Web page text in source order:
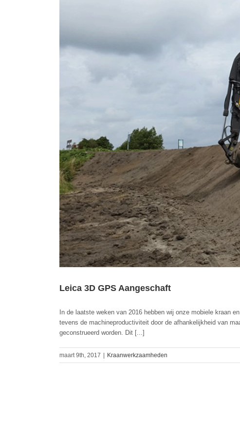
Leica 3D GPS Aangeschaft
In de laatste weken van 2016 hebben wij onze mobiele kraan
tevens de machineproductiviteit door de afhankelijkheid van
geconstrueerd worden. Dit [...]
maart 9th, 2017 Kraanwerkzaamheden